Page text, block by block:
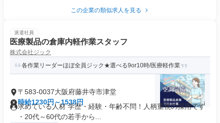
この企業の類似求人を見る
派遣社員
医療製品の倉庫内軽作業スタッフ
株式会社ジック
各作業リーダーほぼ全員ジック★選べる9or10時/医療軽作業
〒583-0037大阪府藤井寺市津堂
時給1230円～1538円
求めている人材 学歴・経験・年齢不問！人柄重視の採用です
・20代～60代の若手から...